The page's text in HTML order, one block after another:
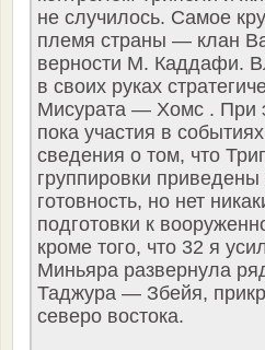
не случилось. Самое
племя страны — клан
верности М. Каддафи.
в своих руках
Мисурата — Хомс . При
пока участия в
сведения о том, что
группировки
готовность, но нет
подготовки к
кроме того, что 32 я
Миньяра развернула
Таджура — Збейя,
северо востока.